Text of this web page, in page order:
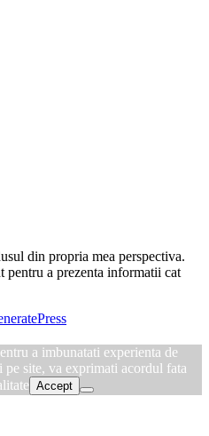
din propria mea perspectiva.
pentru a prezenta informatii cat
a imbunatati experienta de
site, va exprimati acordul fata
Accept